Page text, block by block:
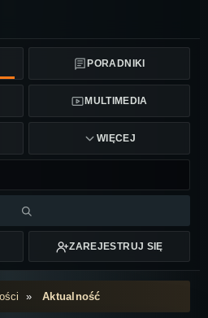
PORADNIKI
MULTIMEDIA
WIĘCEJ
ZAREJESTRUJ SIĘ
»Aktualność